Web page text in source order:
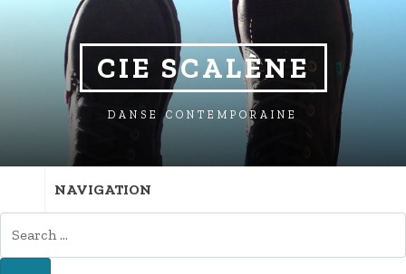
NAVIGATION
CONTENT
CIE SCALÈNE
DANSE CONTEMPORAINE
NAVIGATION
FOR: